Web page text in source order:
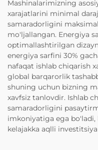
Mashinalarimizning
xarajatlarini minimal
samaradorligini
mo'ljallangan. Energiya
optimallashtirilgan
energiya sarfini 30%
nafaqat ishlab chiqarish
global barqarorlik
shuning uchun bizning
xavfsiz tanlovdir. Ishlab
samaradorligini
imkoniyatiga ega bo'ladi,
kelajakka aqlli